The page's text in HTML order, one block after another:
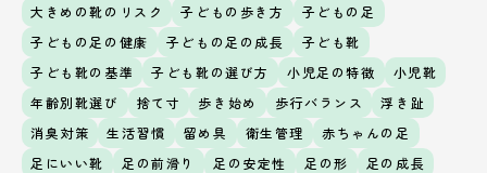
大きめの靴のリスク
子どもの歩き方
子どもの足
子どもの足の健康
子どもの足の成長
子ども靴
子ども靴の基準
子ども靴の選び方 小児足の特徴
小児靴
年齢別靴選び
捨て寸 歩き始め 歩行バランス
浮き趾
消臭対策
生活習慣 留め具 衛生管理
赤ちゃんの足
足にいい靴
足の前滑り 足の安定性 足の形
足の成長